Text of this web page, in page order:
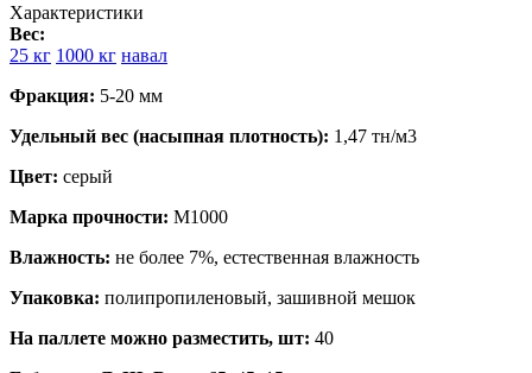
Характеристики
Вес:
25 кг 1000 кг навал
Фракция: 5-20 мм
Удельный вес (насыпная плотность): 1,47 тн/м3
Цвет: серый
Марка прочности: М1000
Влажность: не более 7%, естественная влажность
Упаковка: полипропиленовый, зашивной мешок
На паллете можно разместить, шт: 40